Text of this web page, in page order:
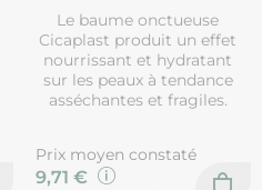
Le baume onctueuse
Cicaplast produit un effet
nourrissant et hydratant
sur les peaux à tendance
asséchantes et fragiles.
Prix moyen constaté
9,71 €